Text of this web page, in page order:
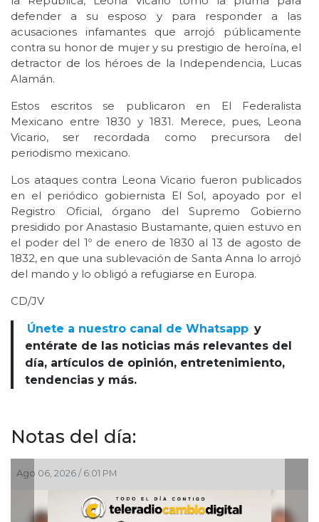
defender a su esposo y para responder a las
acusaciones infamantes que arrojó públicamente
contra su honor de mujer y su prestigio de heroína, el
detractor de los héroes de la Independencia, Lucas
Alamán.
Estos escritos se publicaron en El Federalista
Mexicano entre 1830 y 1831. Merece, pues, Leona
Vicario, ser recordada como precursora del
periodismo mexicano.
Los ataques contra Leona Vicario fueron publicados
en el periódico gobiernista El Sol, apoyado por el
Registro Oficial, órgano del Supremo Gobierno
presidido por Anastasio Bustamante, quien estuvo en
el poder del 1º de enero de 1830 al 13 de agosto de
1832, en que una sublevación de Santa Anna lo arrojó
del mando y lo obligó a refugiarse en Europa.
CD/JV
Únete a nuestro canal de Whatsapp y
entérate de las noticias más relevantes del
día, artículos de opinión, entretenimiento,
tendencias y más.
Notas del día:
Ago 06, 2026 / 2:45 PM